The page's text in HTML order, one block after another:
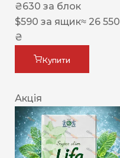
₴630 за блок
$590 за ящик≈ 26 550
₴
Купити
Акція